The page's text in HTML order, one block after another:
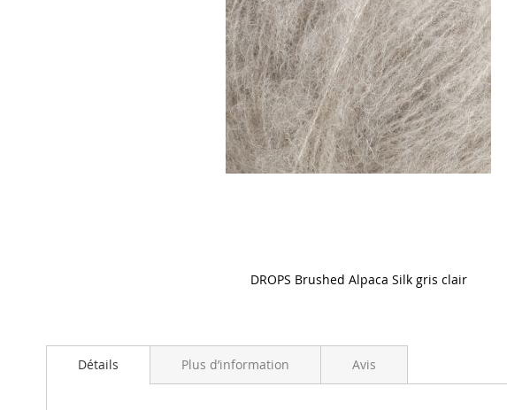
DROPS Brushed Alpaca Silk gris clair
Détails Plus d’information Avis